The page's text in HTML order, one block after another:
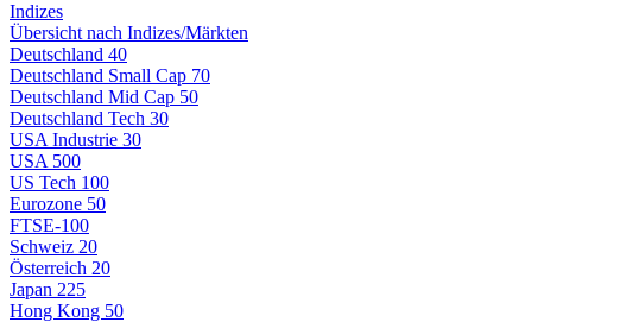
Indizes
Übersicht nach Indizes/Märkten
Deutschland 40
Deutschland Small Cap 70
Deutschland Mid Cap 50
Deutschland Tech 30
USA Industrie 30
USA 500
US Tech 100
Eurozone 50
FTSE-100
Schweiz 20
Österreich 20
Japan 225
Hong Kong 50